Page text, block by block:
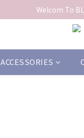
Welcom To
ACCESSORIES